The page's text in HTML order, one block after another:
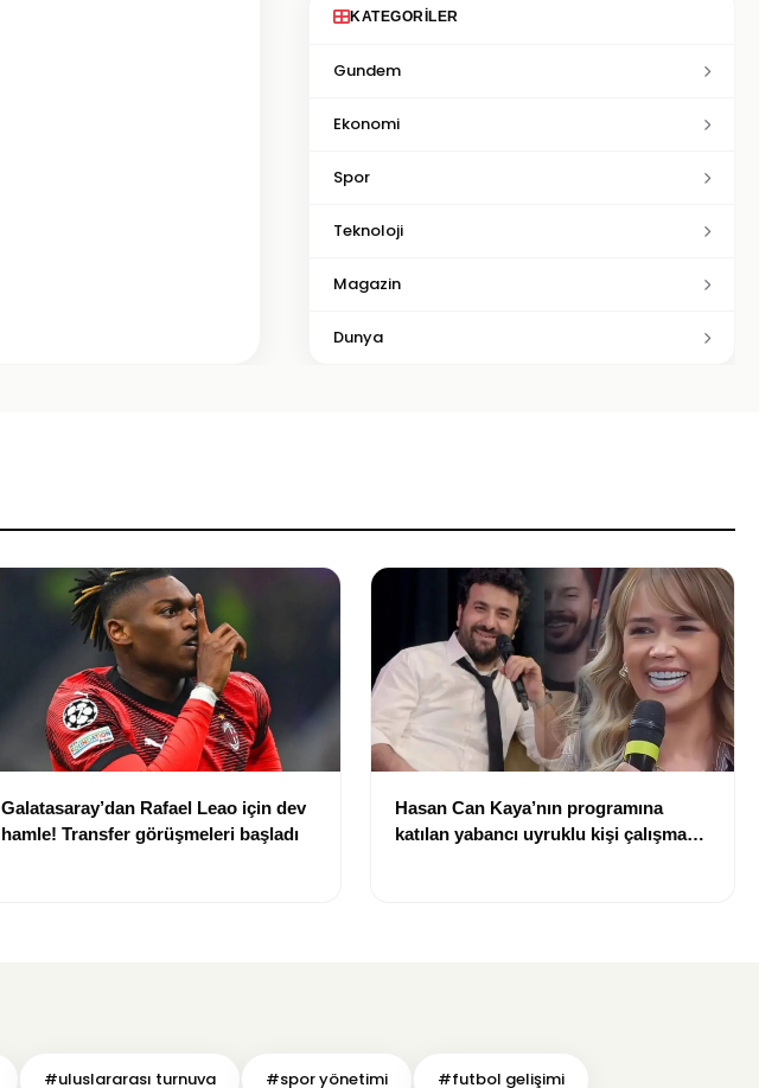
KATEGORILER
Gundem
Ekonomi
Spor
Teknoloji
Magazin
Dunya
Galatasaray’dan Rafael Leao için dev
hamle! Transfer görüşmeleri başladı
Hasan Can Kaya’nın programına
katılan yabancı uyruklu kişi çalışma
#uluslararası turnuva #spor yönetimi #futbol gelişimi